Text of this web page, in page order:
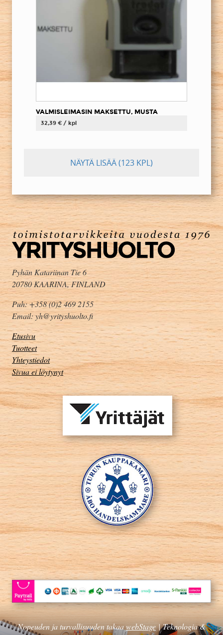
VALMISLEIMASIN MAKSETTU, MUSTA
32,39 € / kpl
NÄYTÄ LISÄÄ(123 KPL)
Pyhän Katariinan Tie 6
20780 KAARINA, FINLAND
Puh: +358 (0)2 469 2155
Email: yh@yrityshuolto.fi
Etusivu
Tuotteet
Yhteystiedot
Sivua ei löytynyt
Nopeuden ja turvallisuuden takaawebStage| Teknologia &